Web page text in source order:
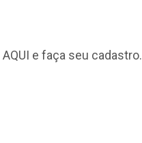
AQUI e faça seu cadastro.